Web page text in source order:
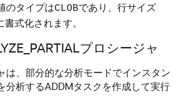
のタイプはCLOBであり、行サイズ
式化されます。
プロシージャ
は、部分的な分析モードでインスタン
分析するADDMタスクを作成して実行